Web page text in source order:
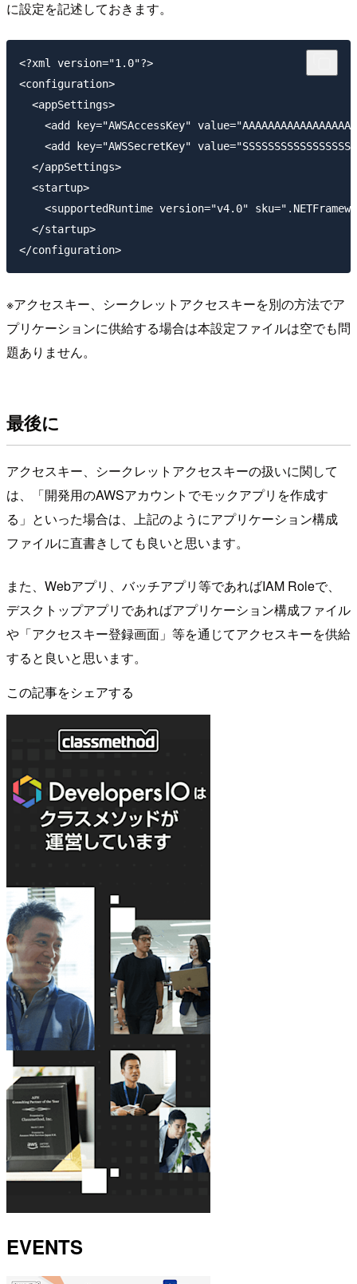
に設定を記述しておきます。
<?xml version="1.0"?>
<configuration>
  <appSettings>
<add key="AWSAccessKey"
<add key="AWSSecretKey"
  </appSettings>
  <startup>
<supportedRuntime version="v4.0"
  </startup>
※アクセスキー、シークレットアクセスキーを別の方法でア
プリケーションに供給する場合は本設定ファイルは空でも問
題ありません。
最後に
アクセスキー、シークレットアクセスキーの扱いに関して
は、「開発用のAWSアカウントでモックアプリを作成す
る」といった場合は、上記のようにアプリケーション構成
ファイルに直書きしても良いと思います。
また、Webアプリ、バッチアプリ等であればIAM Roleで、
デスクトップアプリであればアプリケーション構成ファイル
や「アクセスキー登録画面」等を通じてアクセスキーを供給
すると良いと思います。
この記事をシェアする
EVENTS